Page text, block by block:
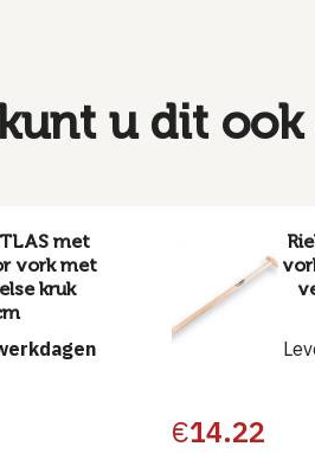
u dit
met
vork met
kruk
€14.22